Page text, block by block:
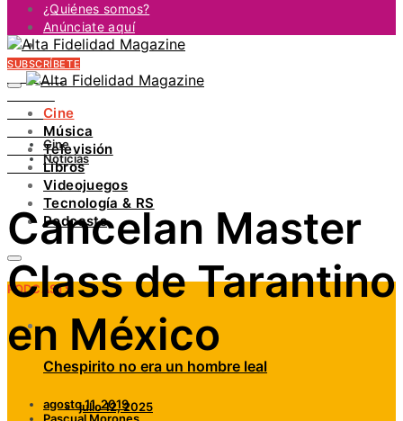
¿Quiénes somos?
Anúnciate aquí
Contacto
FACEBOOK
INSTAGRAM
PINTEREST
YOUTUBE
LINKEDIN
SUBSCRÍBETE
Cine
Música
Televisión
Libros
Videojuegos
Tecnología & RS
Podcasts
PODCASTS
Chespirito no era un hombre leal
julio 12, 2025
Cine
Noticias
Cancelan Master
Class de Tarantino
en México
agosto 11, 2019